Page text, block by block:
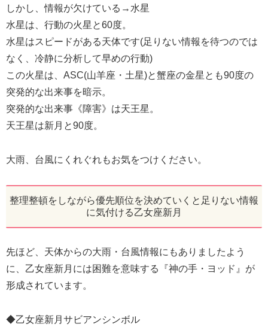
しかし、情報が欠けている→水星
水星は、行動の火星と60度。
水星はスピードがある天体です(足りない情報を待つのでは
なく、冷静に分析して早めの行動)
この火星は、ASC(山羊座・土星)と蟹座の金星とも90度の
突発的な出来事を暗示。
突発的な出来事《障害》は天王星。
天王星は新月と90度。
大雨、台風にくれぐれもお気をつけください。
整理整頓をしながら優先順位を決めていくと足りない情報
に気付ける乙女座新月
先ほど、天体からの大雨・台風情報にもありましたよう
に、乙女座新月には困難を意味する『神の手・ヨッド』が
形成されています。
◆乙女座新月サビアンシンボル